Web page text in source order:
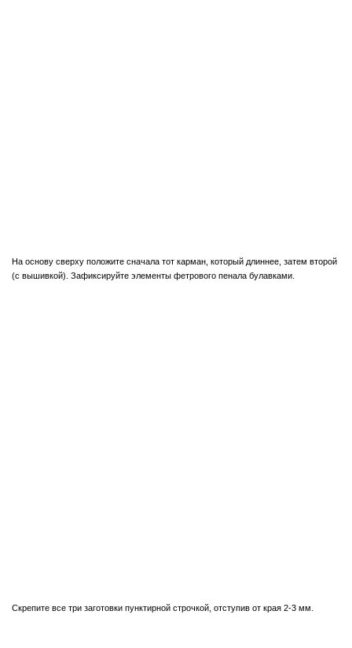
На основу сверху положите сначала тот карман, который длиннее, затем второй
(с вышивкой). Зафиксируйте элементы фетрового пенала булавками.
Скрепите все три заготовки пунктирной строчкой, отступив от края 2-3 мм.